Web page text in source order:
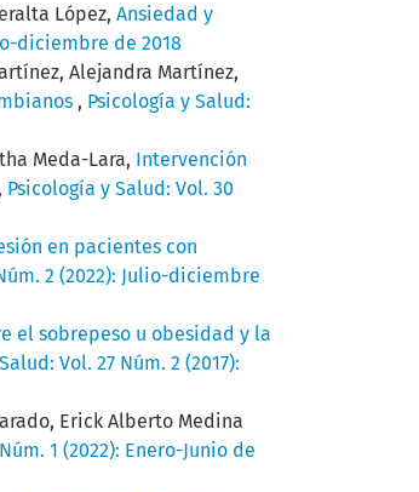
López, Ansiedad y
diciembre de 2018
Alejandra Martínez,
, Psicología y Salud:
Meda-Lara, Intervención
Psicología y Salud: Vol. 30
en pacientes con
2 (2022): Julio-diciembre
el sobrepeso u obesidad y la
Vol. 27 Núm. 2 (2017):
Erick Alberto Medina
1 (2022): Enero-Junio de